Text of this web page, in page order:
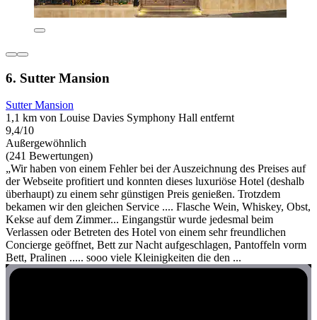
6. Sutter Mansion
Sutter Mansion
1,1 km von Louise Davies Symphony Hall entfernt
9,4/10
Außergewöhnlich
(241 Bewertungen)
„Wir haben von einem Fehler bei der Auszeichnung des Preises auf
der Webseite profitiert und konnten dieses luxuriöse Hotel (deshalb
überhaupt) zu einem sehr günstigen Preis genießen. Trotzdem
bekamen wir den gleichen Service .... Flasche Wein, Whiskey, Obst,
Kekse auf dem Zimmer... Eingangstür wurde jedesmal beim
Verlassen oder Betreten des Hotel von einem sehr freundlichen
Concierge geöffnet, Bett zur Nacht aufgeschlagen, Pantoffeln vorm
Bett, Pralinen ..... sooo viele Kleinigkeiten die den ...